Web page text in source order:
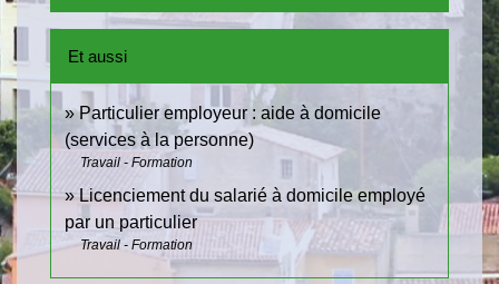
Et aussi
Particulier employeur : aide à domicile
(services à la personne)
Travail - Formation
Licenciement du salarié à domicile employé
par un particulier
Travail - Formation